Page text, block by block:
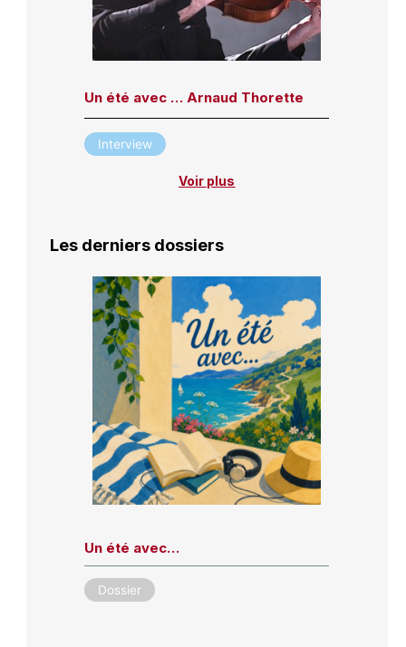
Un été avec … Arnaud Thorette
Interview
Voir plus
Les derniers dossiers
Un été avec…
Dossier